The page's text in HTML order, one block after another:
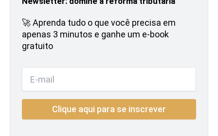
🚀 Aprenda tudo o que você precisa em
apenas 3 minutos e ganhe um e-book
gratuito